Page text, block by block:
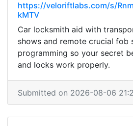
https://veloriftlabs.com/s/
kMTV
Car locksmith aid with
shows and remote crucial fob
programming so your secret
and locks work properly.
Submitted on 2026-08-06